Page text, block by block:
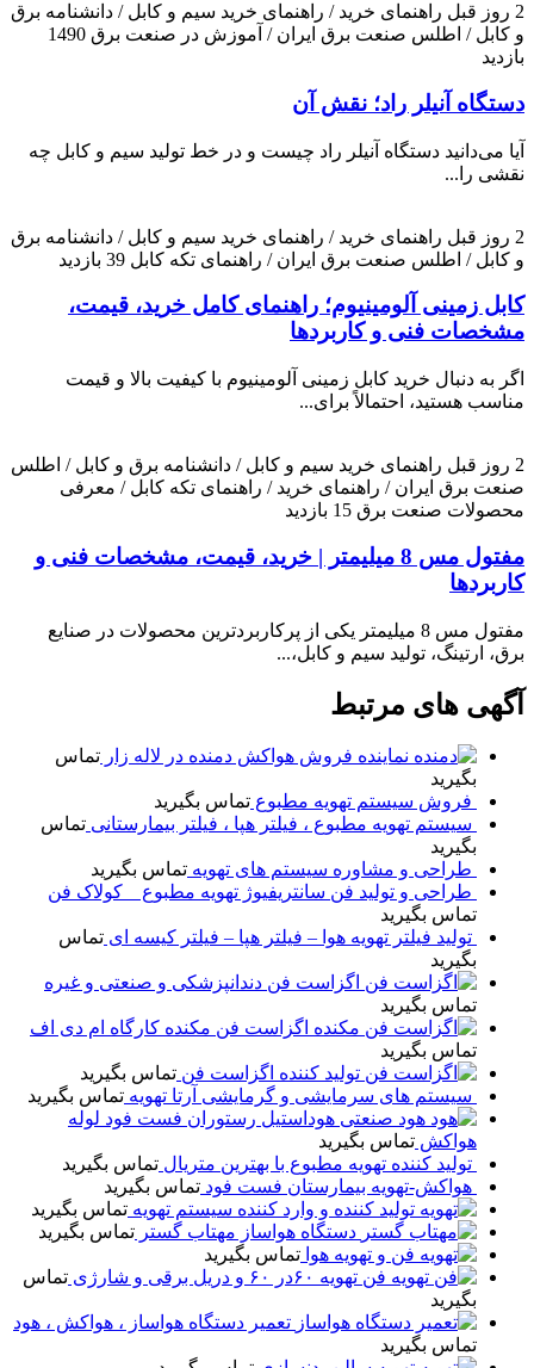
2 روز قبل
راهنمای خرید / راهنمای خرید سیم و کابل / دانشنامه برق
و کابل / اطلس صنعت برق ایران / آموزش در صنعت برق 1490
بازدید
دستگاه آنیلر راد؛ نقش آن
آیا می‌دانید دستگاه آنیلر راد چیست و در خط تولید سیم و کابل چه
نقشی را...
2 روز قبل
راهنمای خرید / راهنمای خرید سیم و کابل / دانشنامه برق
و کابل / اطلس صنعت برق ایران / راهنمای تکه کابل 39 بازدید
کابل زمینی آلومینیوم؛ راهنمای کامل خرید، قیمت،
مشخصات فنی و کاربردها
اگر به دنبال خرید کابل زمینی آلومینیوم با کیفیت بالا و قیمت
مناسب هستید، احتمالاً برای...
2 روز قبل
راهنمای خرید سیم و کابل / دانشنامه برق و کابل / اطلس
صنعت برق ایران / راهنمای خرید / راهنمای تکه کابل / معرفی
محصولات صنعت برق 15 بازدید
مفتول مس 8 میلیمتر | خرید، قیمت، مشخصات فنی و
کاربردها
مفتول مس 8 میلیمتر یکی از پرکاربردترین محصولات در صنایع
برق، ارتینگ، تولید سیم و کابل،...
آگهی های مرتبط
نماینده فروش هواکش دمنده در لاله زار تماس
بگیرید
فروش سیستم تهویه مطبوع تماس بگیرید
سیستم تهویه مطبوع ، فیلتر هپا ، فیلتر بیمارستانی تماس
بگیرید
طراحی و مشاوره سیستم های تهویه تماس بگیرید
طراحی و تولید فن سانتریفیوژ تهویه مطبوع _ کولاک فن
تماس بگیرید
تولید فیلتر تهویه هوا – فیلتر هپا – فیلتر کیسه ای تماس
بگیرید
اگزاست فن دندانپزشکی و صنعتی و غیره
تماس بگیرید
اگزاست فن مکنده کارگاه ام دی اف
تماس بگیرید
تولید کننده اگزاست فن تماس بگیرید
سیستم های سرمایشی و گرمایشی آرتا تهویه تماس بگیرید
هود صنعتی هوداستیل رستوران فست فود لوله
هواکش تماس بگیرید
تولید کننده تهویه مطبوع با بهترین متریال تماس بگیرید
هواکش-تهویه بیمارستان فست فود تماس بگیرید
تولید کننده و وارد کننده سیستم تهویه تماس بگیرید
دستگاه هواساز مهتاب گستر تماس بگیرید
فن و تهویه هوا تماس بگیرید
فن تهویه ۶۰در ۶۰ و دریل برقی و شارژی
تماس
بگیرید
تعمیر دستگاه هواساز ، هواکش ، هود
تماس بگیرید